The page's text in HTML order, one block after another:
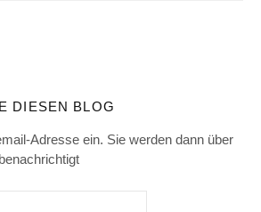
DIESEN BLOG
Adresse ein. Sie werden dann über